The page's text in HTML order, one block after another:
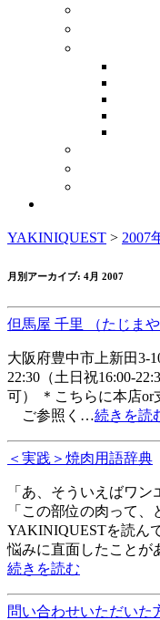
YAKINIQUEST > 2007
月別アーカイブ: 4月 2007
但馬屋 千里 （たじまや
大阪府豊中市上新田3-
22:30（土日祝16:00-
可） ＊こちらに本店or
ご参照く …続きを読
＜実践＞焼肉用語辞典
「あ、そういえばワ
「この部位の肉って、
YAKINIQUESTを読ん
悩みに直面したことが
続きを読む
問い合わせいただいた